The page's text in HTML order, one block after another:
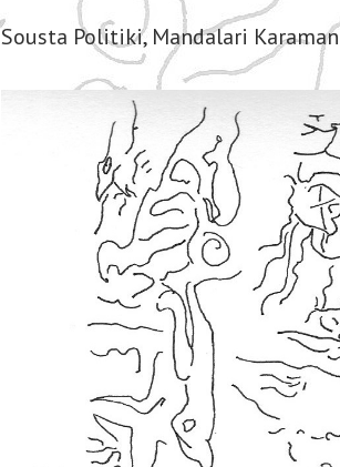
Sousta Politiki, Mandalari Karaman